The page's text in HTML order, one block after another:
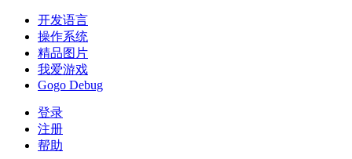
开发语言
操作系统
精品图片
我爱游戏
Gogo Debug
登录
注册
帮助